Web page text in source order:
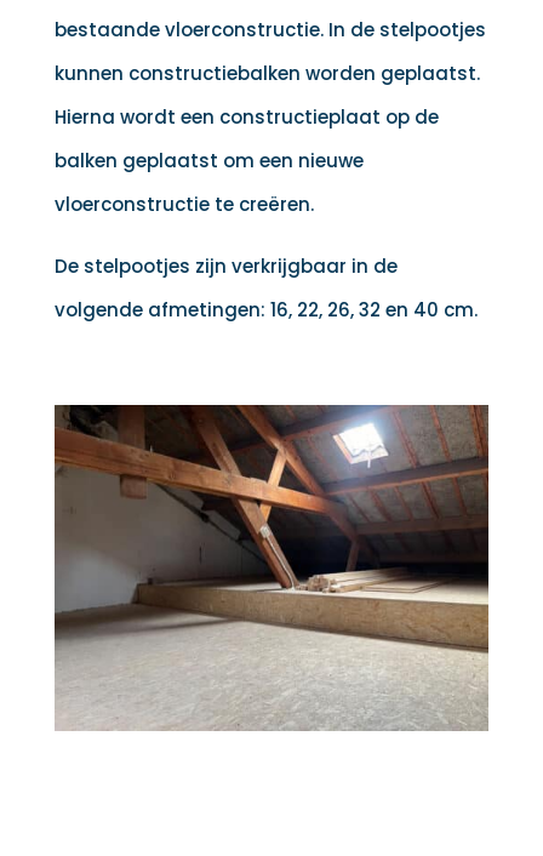
bestaande vloerconstructie. In de stelpootjes
kunnen constructiebalken worden geplaatst.
Hierna wordt een constructieplaat op de
balken geplaatst om een nieuwe
vloerconstructie te creëren.
De stelpootjes zijn verkrijgbaar in de
volgende afmetingen: 16, 22, 26, 32 en 40 cm.